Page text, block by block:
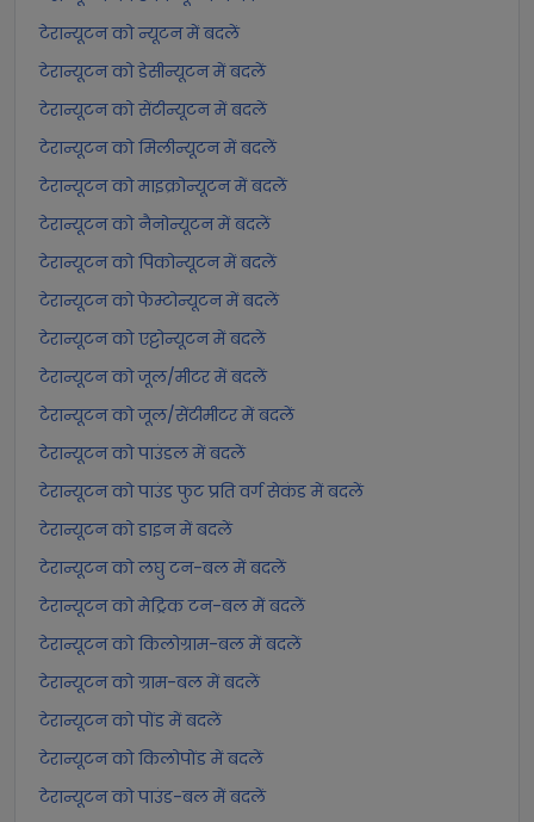
टेरान्यूटन को न्यूटन में बदलें
टेरान्यूटन को डेसीन्यूटन में बदलें
टेरान्यूटन को सेंटीन्यूटन में बदलें
टेरान्यूटन को मिलीन्यूटन में बदलें
टेरान्यूटन को माइक्रोन्यूटन में बदलें
टेरान्यूटन को नैनोन्यूटन में बदलें
टेरान्यूटन को पिकोन्यूटन में बदलें
टेरान्यूटन को फेम्टोन्यूटन में बदलें
टेरान्यूटन को एट्टोन्यूटन में बदलें
टेरान्यूटन को जूल/मीटर में बदलें
टेरान्यूटन को जूल/सेंटीमीटर में बदलें
टेरान्यूटन को पाउंडल में बदलें
टेरान्यूटन को पाउंड फुट प्रति वर्ग सेकंड में बदलें
टेरान्यूटन को डाइन में बदलें
टेरान्यूटन को लघु टन-बल में बदलें
टेरान्यूटन को मेट्रिक टन-बल में बदलें
टेरान्यूटन को किलोग्राम-बल में बदलें
टेरान्यूटन को ग्राम-बल में बदलें
टेरान्यूटन को पोंड में बदलें
टेरान्यूटन को किलोपोंड में बदलें
टेरान्यूटन को पाउंड-बल में बदलें